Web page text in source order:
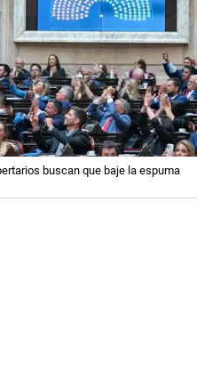
buscan que baje la espuma